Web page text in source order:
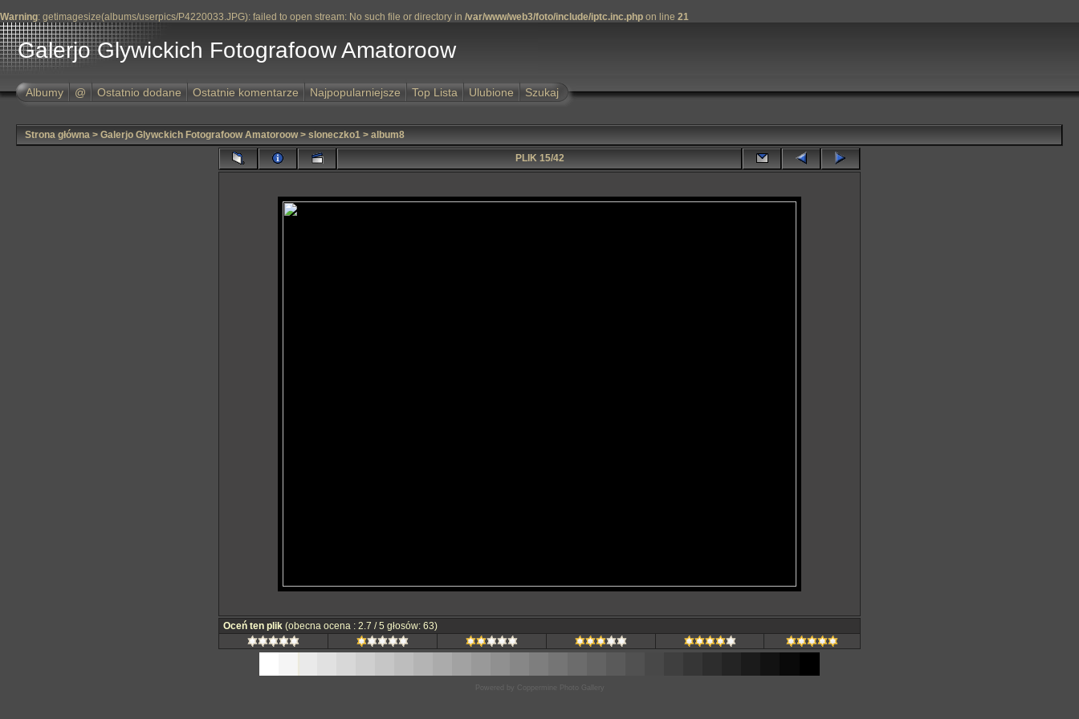
Warning: getimagesize(albums/userpics/P4220033.JPG): failed to open stream: No such file or directory in /var/www/web3/foto/include/iptc.inc.php on line 21
Galerjo Glywickich Fotografoow Amatoroow
Albumy @ Ostatnio dodane Ostatnie komentarze Najpopularniejsze Top Lista Ulubione Szukaj
Strona główna > Galerjo Glywckich Fotografoow Amatoroow> sloneczko1 > album8
PLIK 15/42
Oceń ten plik (obecna ocena : 2.7 / 5 głosów: 63)